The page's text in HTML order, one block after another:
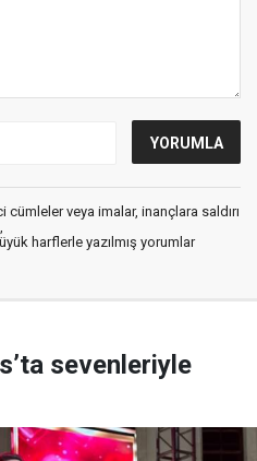
veya imalar, inançlara saldırı
harflerle yazılmış yorumlar
sevenleriyle